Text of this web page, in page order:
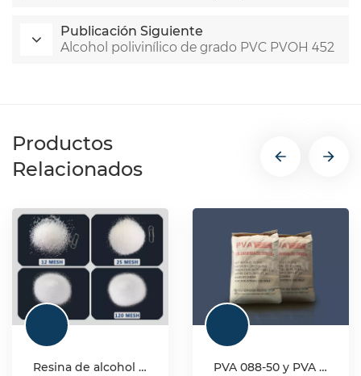
Publicación Siguiente
Alcohol polivinílico de grado PVC PVOH 452
Productos
Relacionados
Resina de alcohol polivinílico (PVA) de grado industrial PVA 088-50 y PVA 2488